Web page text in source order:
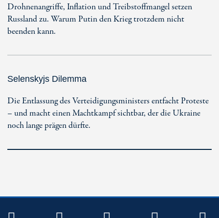
Drohnenangriffe, Inflation und Treibstoffmangel setzen
Russland zu. Warum Putin den Krieg trotzdem nicht
beenden kann.
Selenskyjs Dilemma
Die Entlassung des Verteidigungsministers entfacht Proteste
– und macht einen Machtkampf sichtbar, der die Ukraine
noch lange prägen dürfte.